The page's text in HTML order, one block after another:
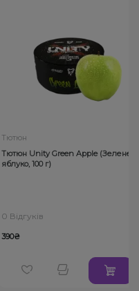
Тютюн
Тютюн Unity Green Apple (Зелене
яблуко, 100 г)
0 Відгуків
390₴